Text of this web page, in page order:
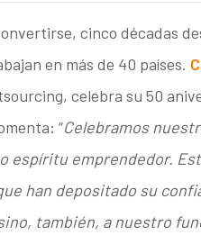
cinco décadas
en más de 40 países.
celebra su 50
: “Celebramos
espíritu emprendedor.
han depositado su
también, a nuestro